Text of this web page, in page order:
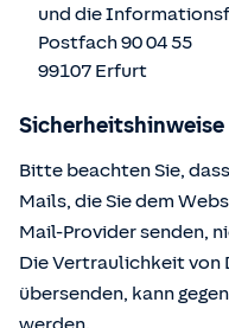
und die
Postfach 90 04 55
99107 Erfurt
Sicherheitshinweise
Bitte beachten Sie,
Mails, die Sie dem
Mail-Provider senden,
Die Vertraulichkeit von
übersenden, kann